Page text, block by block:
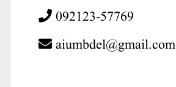
092123-57769
aiumbdel@gmail.com